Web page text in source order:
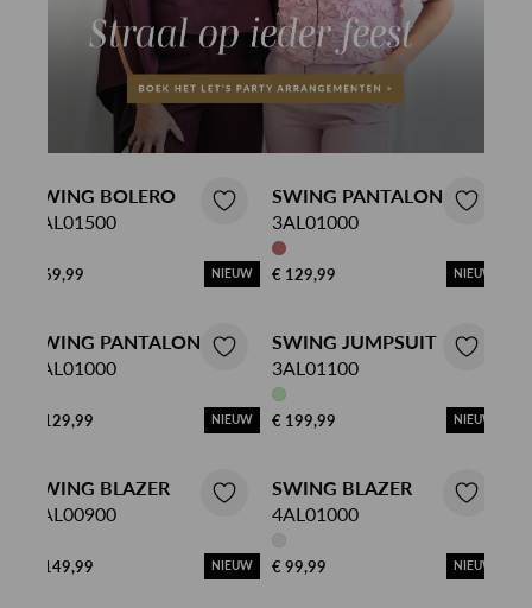
SWING BOLERO
4AL01500
€ 69,99 NIEUW
SWING PANTALON
3AL01000
€ 129,99 NIEUW
SWING PANTALON
3AL01000
€ 129,99 NIEUW
SWING JUMPSUIT
3AL01100
€ 199,99 NIEUW
SWING BLAZER
4AL00900
€ 149,99 NIEUW
SWING BLAZER
4AL01000
€ 99,99 NIEUW